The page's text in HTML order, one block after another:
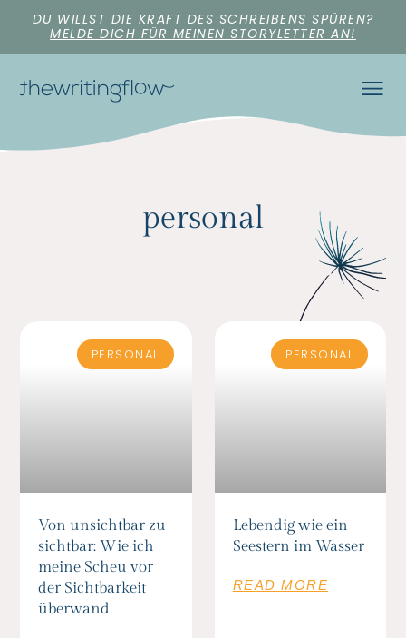
DU WILLST DIE KRAFT DES SCHREIBENS SPÜREN?
MELDE DICH FÜR MEINEN STORYLETTER AN!
personal
PERSONAL
Von unsichtbar zu
sichtbar: Wie ich
meine Scheu vor
der Sichtbarkeit
überwand
PERSONAL
Lebendig wie ein
Seestern im Wasser
READ MORE